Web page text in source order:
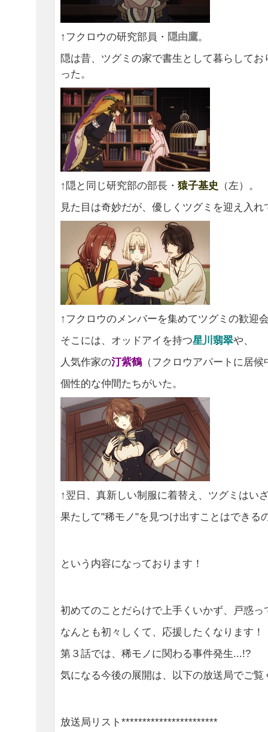
↑フクロウの研究部員・ 隠由鷹。
隠は昔、ツグミの家で書生として暮らして
った。
↑隠と同じ研究部の部長・ 猿子基史 （左）。
見た目は奇妙だが、優しくツグミを迎え入れ
↑フクロウのメンバーを集めてツグミの歓迎
そこには、オッドアイを持つ星川翡翠や、
人気作家の汀紫鶴 （フクロウアパートに居
個性的な仲間たちがいた。
↑翌日、真新しい制服に着替え、ツグミはい
果たして"稀モノ"を見つけ出すことはできる
という内容になっております！
初めてのことだらけで上手くいかず、戸惑っ
なんとも初々しくて、応援したくなります！
第３話では、稀モノに関わる事件発生...!?
気になる今後の展開は、以下の放送局でご
放送局リスト***********************